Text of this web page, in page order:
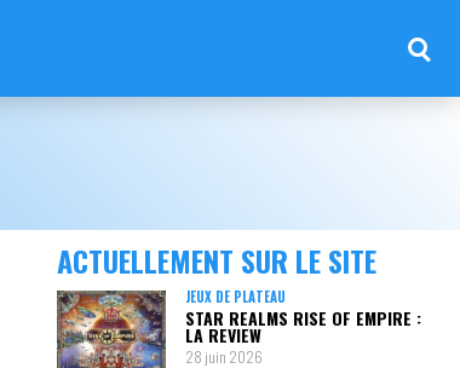
ACTUELLEMENT SUR LE SITE
JEUX DE PLATEAU
STAR REALMS RISE OF EMPIRE :
LA REVIEW
28 juin 2026